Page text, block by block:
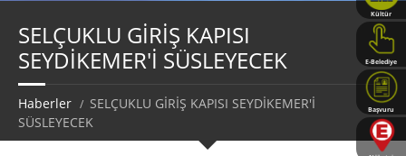
Kültür
Haritası
E-Belediye
Başvuru
Rehberi
SELÇUKLU GİRİŞ KAPISI
SEYDİKEMER'İ SÜSLEYECEK
Haberler
SELÇUKLU GİRİŞ KAPISI SEYDİKEMER'İ
SÜSLEYECEK